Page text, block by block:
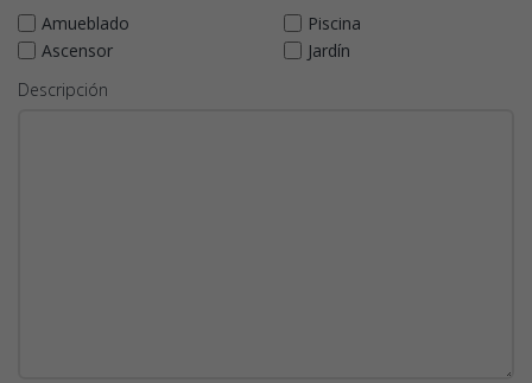
Amueblado
Piscina
Ascensor
Jardín
Descripción